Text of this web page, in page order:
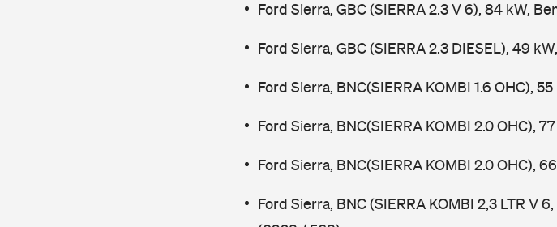
Ford Sierra, GBC (SIERRA 2.3 V 6), 84 kW,
Ford Sierra, GBC (SIERRA 2.3 DIESEL), 49
Ford Sierra, BNC(SIERRA KOMBI 1.6 OHC),
Ford Sierra, BNC(SIERRA KOMBI 2.0 OHC),
Ford Sierra, BNC(SIERRA KOMBI 2.0 OHC),
Ford Sierra, BNC (SIERRA KOMBI 2,3 LTR V